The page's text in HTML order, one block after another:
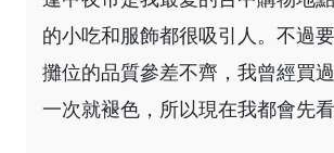
的小吃和服飾都很吸引人。不過
攤位的品質參差不齊，我曾經買
一次就褪色，所以現在我都會先看